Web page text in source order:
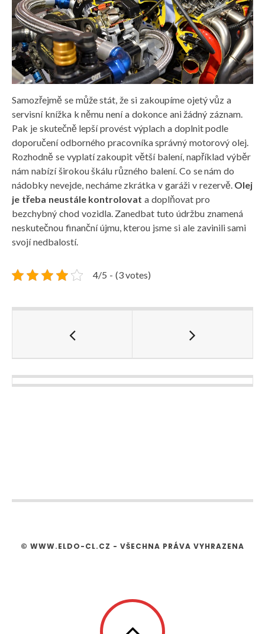
Samozřejmě se může stát, že si zakoupíme ojetý vůz a
servisní knížka k němu není a dokonce ani žádný záznam.
Pak je skutečně lepší provést výplach a doplnit podle
doporučení odborného pracovníka správný motorový olej.
Rozhodně se vyplatí zakoupit větší balení, například výběr
nám nabízí širokou škálu různého balení. Co se nám do
nádobky nevejde, necháme zkrátka v garáži v rezervě. Olej
je třeba neustále kontrolovat a doplňovat pro
bezchybný chod vozidla. Zanedbat tuto údržbu znamená
neskutečnou finanční újmu, kterou jsme si ale zavinili sami
svojí nedbalostí.
4/5 - (3 votes)
© WWW.ELDO-CL.CZ - VŠECHNA PRÁVA VYHRAZENA